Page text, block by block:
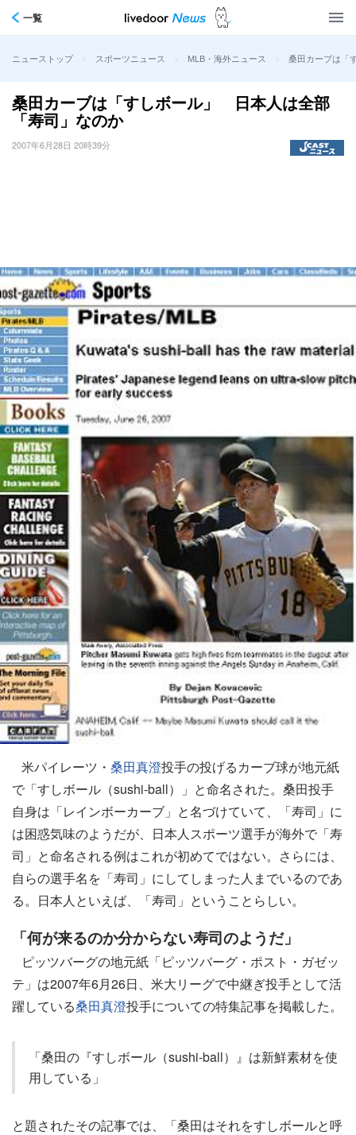
一覧
ニューストップ > スポーツニュース > MLB・海外ニュース > 桑田カーブは「
桑田カーブは「すしボール」 日本人は全部
「寿司」なのか
2007年6月28日 20時39分
米パイレーツ・ 桑田真澄投手の投げるカーブ球が地元紙
で「すしボール（sushi-ball）」と命名された。桑田投手
自身は「レインボーカーブ」と名づけていて、「寿司」に
は困惑気味のようだが、日本人スポーツ選手が海外で「寿
司」と命名される例はこれが初めてではない。さらには、
自らの選手名を「寿司」にしてしまった人までいるのであ
る。日本人といえば、「寿司」ということらしい。
「何が来るのか分からない寿司のようだ」
ピッツバーグの地元紙「ピッツバーグ・ポスト・ガゼッ
テ」は2007年6月26日、米大リーグで中継ぎ投手として活
躍している桑田真澄投手についての特集記事を掲載した。
「桑田の『すしボール（sushi-ball）』は新鮮素材を使
用している」
と題されたその記事では、「桑田はそれをすしボールと呼